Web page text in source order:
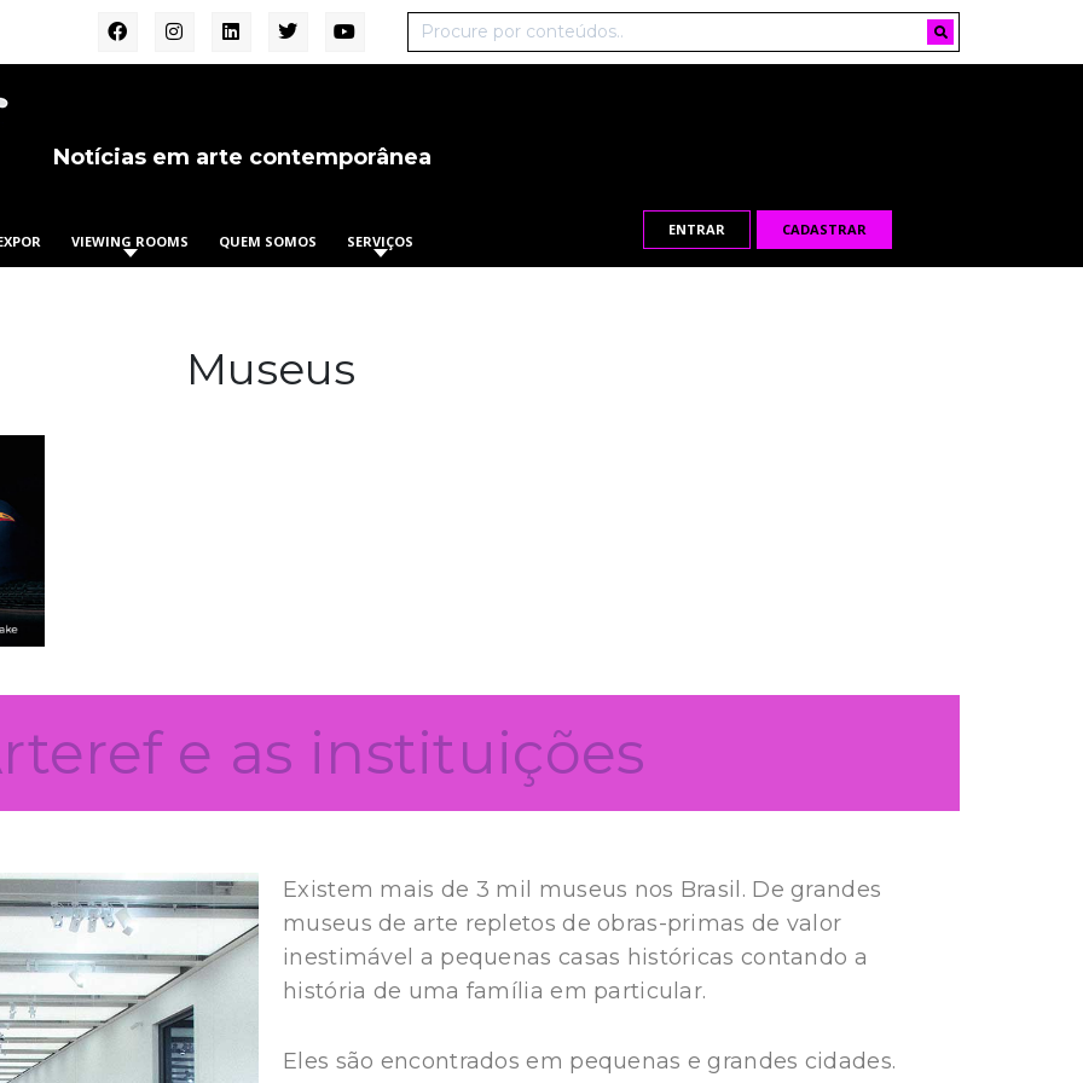
Notícias em arte contemporânea
VIEWING ROOMS QUEM SOMOS SERVIÇOS
ENTRAR CADASTRAR
Museus
e as instituições
Existem mais de 3 mil museus nos Brasil. De grandes
museus de arte repletos de obras-primas de valor
inestimável a pequenas casas históricas contando a
história de uma família em particular.
Eles são encontrados em pequenas e grandes cidades.